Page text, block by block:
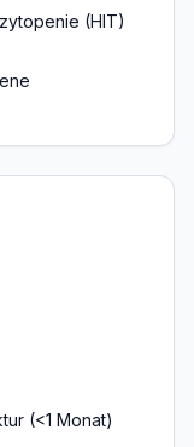
(HIT)
(<1 Monat)